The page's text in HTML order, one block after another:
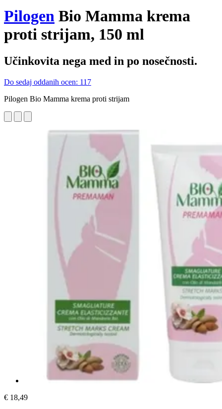
Pilogen Bio Mamma krema
proti strijam, 150 ml
Učinkovita nega med in po nosečnosti.
Do sedaj oddanih ocen: 117
Pilogen Bio Mamma krema proti strijam
€ 18,49